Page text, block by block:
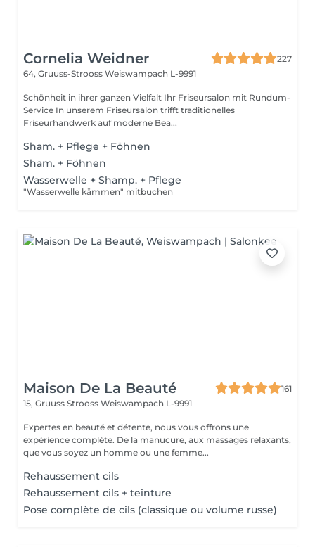
Cornelia Weidner
227
64, Gruuss-Strooss Weiswampach L-9991
Schönheit in ihrer ganzen Vielfalt Ihr Friseursalon mit Rundum-
Service In unserem Friseursalon trifft traditionelles
Friseurhandwerk auf moderne Bea...
Sham. + Pflege + Föhnen
Sham. + Föhnen
Wasserwelle + Shamp. + Pflege
"Wasserwelle kämmen" mitbuchen
Maison De La Beauté
161
15, Gruuss Strooss Weiswampach L-9991
Expertes en beauté et détente, nous vous offrons une
expérience complète. De la manucure, aux massages relaxants,
que vous soyez un homme ou une femme...
Rehaussement cils
Rehaussement cils + teinture
Pose complète de cils (classique ou volume russe)